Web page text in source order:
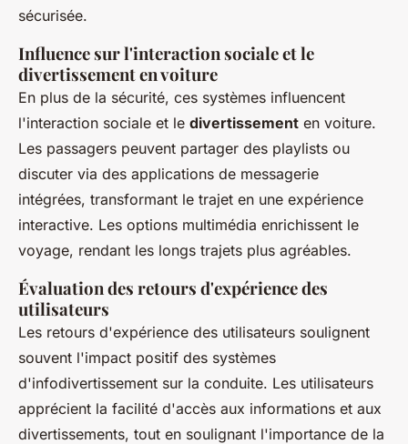
sécurisée.
Influence sur l'interaction sociale et le
divertissement en voiture
En plus de la sécurité, ces systèmes influencent
l'interaction sociale et le divertissement en voiture.
Les passagers peuvent partager des playlists ou
discuter via des applications de messagerie
intégrées, transformant le trajet en une expérience
interactive. Les options multimédia enrichissent le
voyage, rendant les longs trajets plus agréables.
Évaluation des retours d'expérience des
utilisateurs
Les retours d'expérience des utilisateurs soulignent
souvent l'impact positif des systèmes
d'infodivertissement sur la conduite. Les utilisateurs
apprécient la facilité d'accès aux informations et aux
divertissements, tout en soulignant l'importance de la